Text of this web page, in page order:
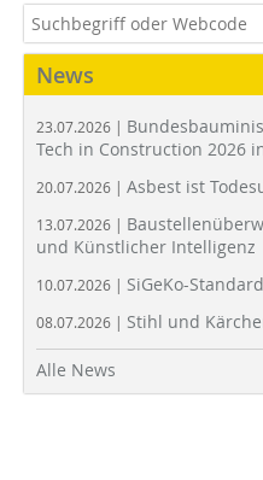
News
23.07.2026 |
Tech in Construction 2026
20.07.2026 | Asbest ist
13.07.2026 |
und Künstlicher Intelligenz
10.07.2026 | SiGeKo-
08.07.2026 | Stihl und
Alle News